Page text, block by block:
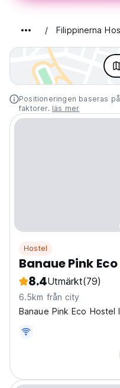
Filippinerna
Positioneringen baseras
faktorer. läs mer
Hostel
Banaue Pink
8.4Utmärkt(79)
6.5km från city
Banaue Pink Eco Hostel